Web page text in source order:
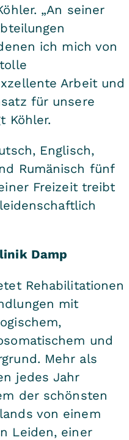
„An seiner
ich mich von
Arbeit und
für unsere
Köhler.
Englisch,
Rumänisch fünf
Freizeit treibt
Damp
Rehabilitationen
mit
und
Mehr als
jedes Jahr
der schönsten
von einem
Leiden, einer